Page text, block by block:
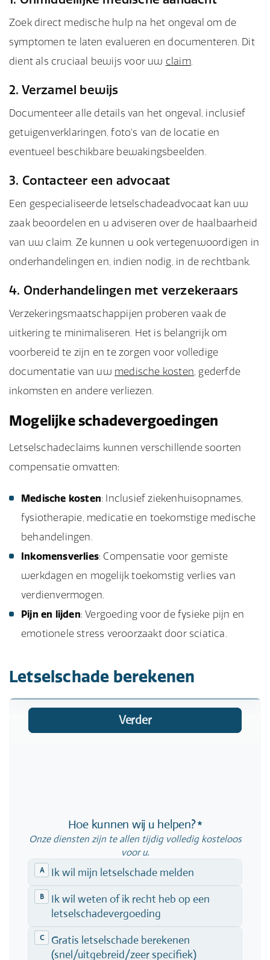
Zoek direct medische hulp na het ongeval om de
symptomen te laten evalueren en documenteren. Dit
dient als cruciaal bewijs voor uw claim.
2. Verzamel bewijs
Documenteer alle details van het ongeval, inclusief
getuigenverklaringen, foto's van de locatie en
eventueel beschikbare bewakingsbeelden.
3. Contacteer een advocaat
Een gespecialiseerde letselschadeadvocaat kan uw
zaak beoordelen en u adviseren over de haalbaarheid
van uw claim. Ze kunnen u ook vertegenwoordigen in
onderhandelingen en, indien nodig, in de rechtbank.
4. Onderhandelingen met verzekeraars
Verzekeringsmaatschappijen proberen vaak de
uitkering te minimaliseren. Het is belangrijk om
voorbereid te zijn en te zorgen voor volledige
documentatie van uw medische kosten, gederfde
inkomsten en andere verliezen.
Mogelijke schadevergoedingen
Letselschadeclaims kunnen verschillende soorten
compensatie omvatten:
Medische kosten: Inclusief ziekenhuisopnames,
fysiotherapie, medicatie en toekomstige medische
behandelingen.
Inkomensverlies: Compensatie voor gemiste
werkdagen en mogelijk toekomstig verlies van
verdienvermogen.
Pijn en lijden: Vergoeding voor de fysieke pijn en
emotionele stress veroorzaakt door sciatica.
Letselschade berekenen